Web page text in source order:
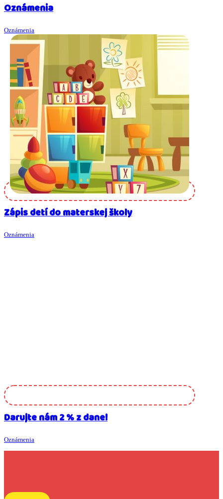
Oznámenia
Oznámenia
Zápis detí do materskej školy
Oznámenia
Darujte nám 2 % z dane!
Oznámenia